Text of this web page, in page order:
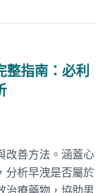
整指南：必利
改善方法。涵蓋心
分析早洩是否屬於